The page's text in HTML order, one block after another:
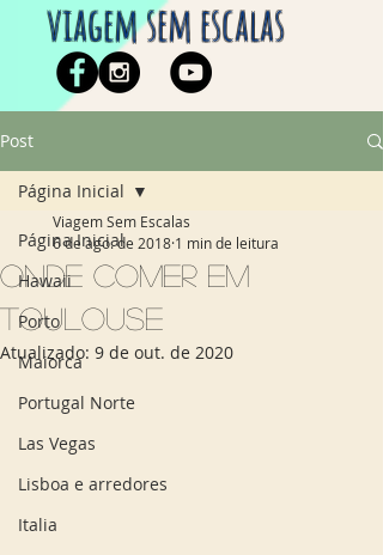
viagem sem escalas
Post
Página Inicial
Hawaii
Porto
Maiorca
Portugal Norte
Las Vegas
Lisboa e arredores
Italia
Página Inicial
Onde comer em
Toulouse
Viagem Sem Escalas
6 de ago. de 2018 1 min de leitura
Atualizado: 9 de out. de 2020